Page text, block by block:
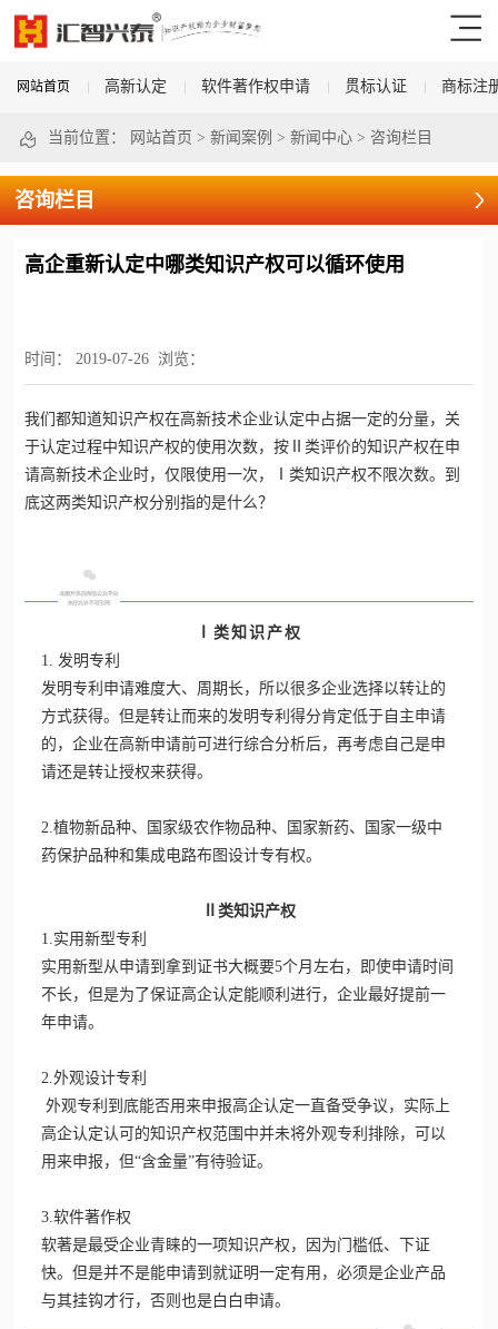
网站首页 高新认定 软件著作权申请 贯标认证 商标注
当前位置： 网站首页 > 新闻案例 > 新闻中心> 咨询栏目
咨询栏目
高企重新认定中哪类知识产权可以循环使用
时间： 2019-07-26 浏览：
我们都知道知识产权在高新技术企业认定中占据一定的分量，关
于认定过程中知识产权的使用次数，按Ⅱ类评价的知识产权在申
请高新技术企业 时，仅限使用一次，Ⅰ类知识产权不限次数。 到
底这两类知识产权分别指的是什么？
Ⅰ类知识产权
1. 发明专利
发明专利申请难度大、周期长，所以很多企业选择以转让的
方式获得。但是转让而来的发明专利得分肯定低于自主申请
的，企业在高新申请前可进行综合分析后，再考虑自己是申
请还是转让授权来获得。
2.植物新品种、国家级农作物品种、国家新药、国家一级中
药保护品种和集成电路布图设计专有权。
Ⅱ类知识产权
1.实用新型专利
实用新型从申请到拿到证书大概要5个月左右，即使申请时间
不长，但是为了保证高企认定能顺利进行，企业最好提前一
年申请。
2.外观设计专利
外观专利到底能否用来申报高企认定一直备受争议，实际上
高企认定认可的知识产权范围中并未将外观专利排除，可以
用来申报，但“含金量”有待验证。
3.软件著作权
软著是最受企业青睐的一项知识产权，因为门槛低、下证
快。但是并不是能申请到就证明一定有用，必须是企业产品
与其挂钩才行，否则也是白白申请。